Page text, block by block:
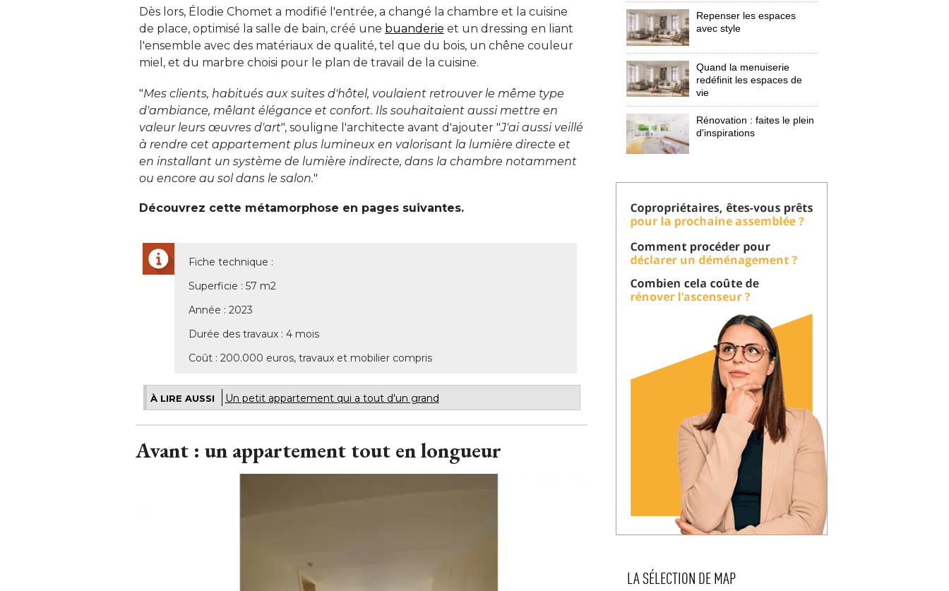
Dès lors, Élodie Chomet a modifié l'entrée, a changé la chambre et la cuisine
de place, optimisé la salle de bain, créé une buanderie et un dressing en liant
l'ensemble avec des matériaux de qualité, tel que du bois, un chêne couleur
miel, et du marbre choisi pour le plan de travail de la cuisine.
"Mes clients, habitués aux suites d'hôtel, voulaient retrouver le même type
d'ambiance, mêlant élégance et confort. Ils souhaitaient aussi mettre en
valeur leurs œuvres d'art", souligne l'architecte avant d'ajouter "J'ai aussi veillé
à rendre cet appartement plus lumineux en valorisant la lumière directe et
en installant un système de lumière indirecte, dans la chambre notamment
ou encore au sol dans le salon."
Découvrez cette métamorphose en pages suivantes.
Fiche technique :
Superficie : 57 m2
Année : 2023
Durée des travaux : 4 mois
Coût : 200.000 euros, travaux et mobilier compris
À LIRE AUSSI Un petit appartement qui a tout d'un grand
Avant : un appartement tout en longueur
Repenser les espaces
avec style
Quand la menuiserie
redéfinit les espaces de
vie
Rénovation : faites le plein
d'inspirations
LA SÉLECTION DE MAP